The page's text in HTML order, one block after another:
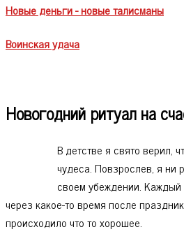
Новые деньги - новые талисманы
Воинская удача
Новогодний ритуал на
В детстве я свято верил,
чудеса. Повзрослев, я ни
своем убеждении.
через какое-то время после
происходило что то хорошее.